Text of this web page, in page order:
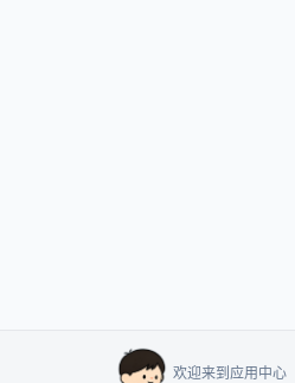
欢迎来到应用中心